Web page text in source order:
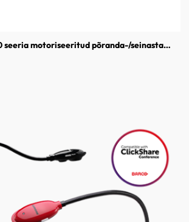
Vogel's RISE 2000 seeria motoriseeritud põranda-/seinastatiiv interaktiivsele ekraanile